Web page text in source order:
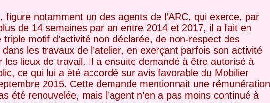
figure notamment un des agents de l’ARC, qui exerce, par
de 14 semaines par an entre 2014 et 2017, il a fait en
motif d’activité non déclarée, de non-respect des
les travaux de l’atelier, en exerçant parfois son activité
les lieux de travail. Il a ensuite demandé à être autorisé à
ce qui lui a été accordé sur avis favorable du Mobilier
2015. Cette demande mentionnait une rémunération
été renouvelée, mais l’agent n’en a pas moins continué à